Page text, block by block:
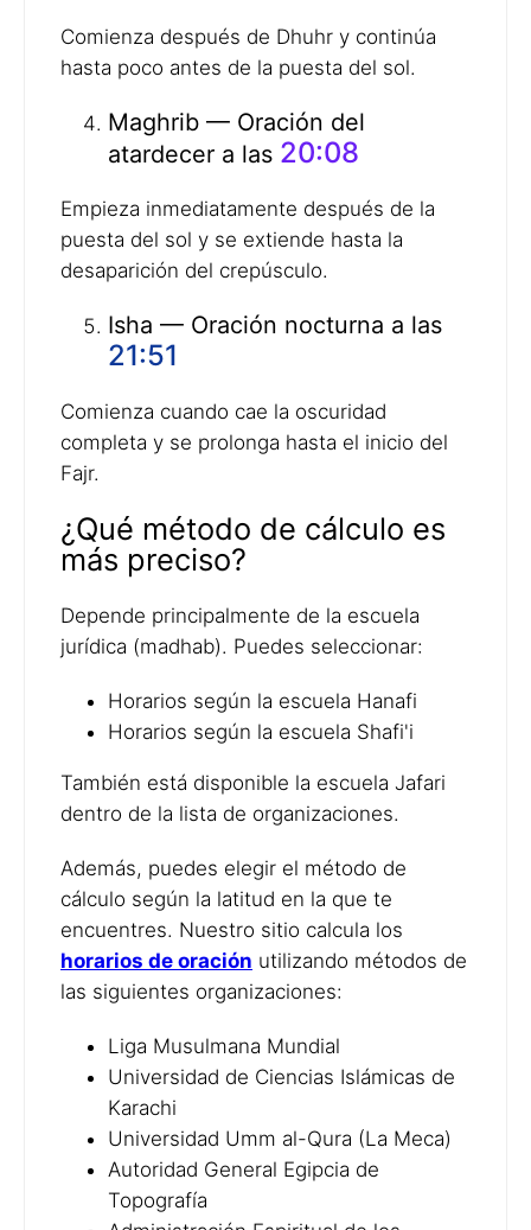
Comienza después de Dhuhr y continúa
hasta poco antes de la puesta del sol.
Maghrib — Oración del
atardecer a las 20:08
Empieza inmediatamente después de la
puesta del sol y se extiende hasta la
desaparición del crepúsculo.
Isha — Oración nocturna a las
21:51
Comienza cuando cae la oscuridad
completa y se prolonga hasta el inicio del
Fajr.
¿Qué método de cálculo es
más preciso?
Depende principalmente de la escuela
jurídica (madhab). Puedes seleccionar:
Horarios según la escuela Hanafi
Horarios según la escuela Shafi'i
También está disponible la escuela Jafari
dentro de la lista de organizaciones.
Además, puedes elegir el método de
cálculo según la latitud en la que te
encuentres. Nuestro sitio calcula los
horarios de oración utilizando métodos de
las siguientes organizaciones:
Liga Musulmana Mundial
Universidad de Ciencias Islámicas de
Karachi
Universidad Umm al-Qura (La Meca)
Autoridad General Egipcia de
Topografía